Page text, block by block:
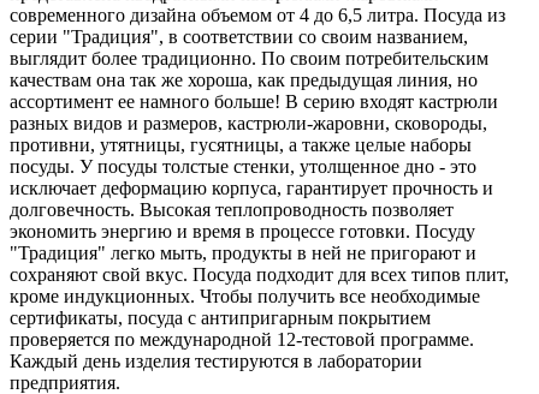
современного дизайна объемом от 4 до 6,5 литра. Посуда из
серии "Традиция", в соответствии со своим названием,
выглядит более традиционно. По своим потребительским
качествам она так же хороша, как предыдущая линия, но
ассортимент ее намного больше! В серию входят кастрюли
разных видов и размеров, кастрюли-жаровни, сковороды,
противни, утятницы, гусятницы, а также целые наборы
посуды. У посуды толстые стенки, утолщенное дно - это
исключает деформацию корпуса, гарантирует прочность и
долговечность. Высокая теплопроводность позволяет
экономить энергию и время в процессе готовки. Посуду
"Традиция" легко мыть, продукты в ней не пригорают и
сохраняют свой вкус. Посуда подходит для всех типов плит,
кроме индукционных. Чтобы получить все необходимые
сертификаты, посуда с антипригарным покрытием
проверяется по международной 12-тестовой программе.
Каждый день изделия тестируются в лаборатории
предприятия.